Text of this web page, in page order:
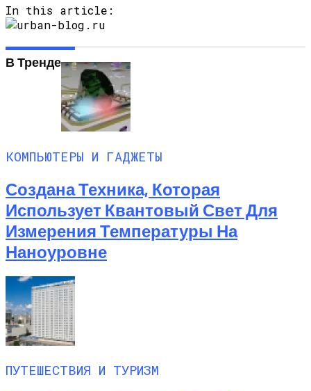
Любитель Приключенческого Туризма
Нашел В Америке Алмаз Весом 7.46
In this article:
В Тренде
КОМПЬЮТЕРЫ И ГАДЖЕТЫ
Создана Техника, Которая
Использует Квантовый Свет Для
Измерения Температуры На
Наноуровне
ПУТЕШЕСТВИЯ И ТУРИЗМ